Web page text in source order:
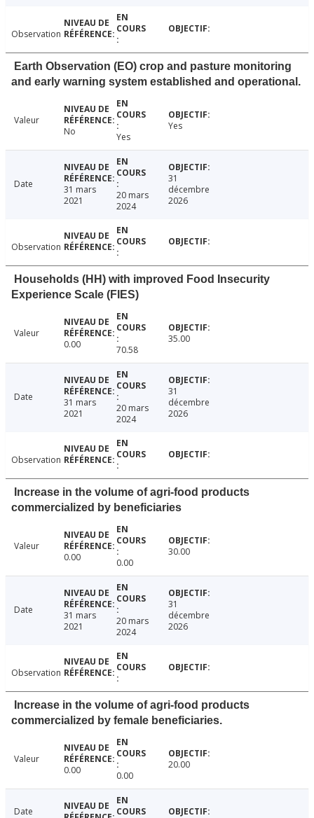
Observation
Earth Observation (EO) crop and pasture monitoring
and early warning system established and operational.
Valeur
No
Yes
Yes
Date
31 mars
2021
20 mars
2024
31
décembre
2026
Observation
Households (HH) with improved Food Insecurity
Experience Scale (FIES)
Valeur
0.00
70.58
35.00
Date
31 mars
2021
20 mars
2024
31
décembre
2026
Observation
Increase in the volume of agri-food products
commercialized by beneficiaries
Valeur
0.00
0.00
30.00
Date
31 mars
2021
20 mars
2024
31
décembre
2026
Observation
Increase in the volume of agri-food products
commercialized by female beneficiaries.
Valeur
0.00
0.00
20.00
Date